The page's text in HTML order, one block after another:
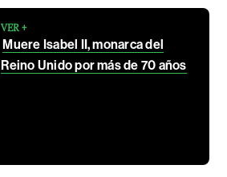
VER +
Muere Isabel II, monarca del
Reino Unido por más de 70 años